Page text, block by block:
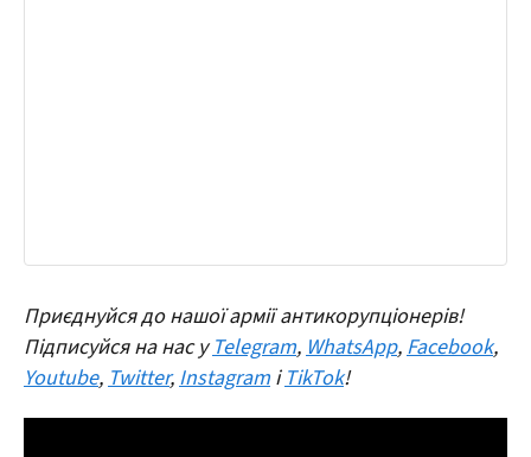
Приєднуйся до нашої армії антикорупціонерів!
Підписуйся на нас уTelegram,WhatsApp,Facebook,
Youtube,Twitter,Instagram іTikTok!